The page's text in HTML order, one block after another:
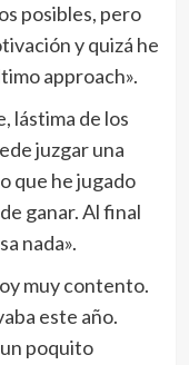
posibles, pero
y quizá he
approach».
lástima de los
juzgar una
que he jugado
ganar. Al final
nada».
muy contento.
este año.
poquito